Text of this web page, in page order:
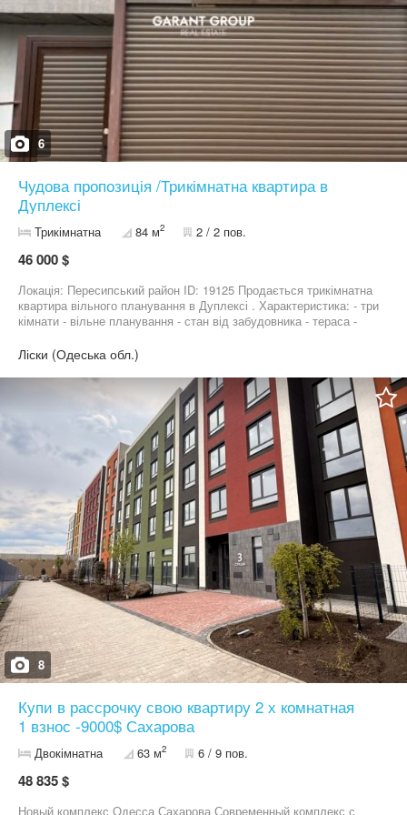
6
Чудова пропозиція /Трикімнатна квартира в
Дуплексі
Трикімнатна 84 м2 2 / 2 пов.
46 000 $
Локація: Пересипський район ID: 19125 Продається трикімнатна
квартира вільного планування в Дуплексі . Характеристика: - три
кімнати - вільне планування - стан від забудовника - тераса -
газове опалення - парко місце - барбекю зона - поряд ліс та море
- гарна транспортна розвʼязка - гарна інфраструктура
Ліски (Одеська обл.)
8
Купи в рассрочку свою квартиру 2 х комнатная
1 взнос -9000$ Сахарова
Двокімнатна 63 м2 6 / 9 пов.
48 835 $
Новый комплекс Одесса Сахарова Современный комплекс с